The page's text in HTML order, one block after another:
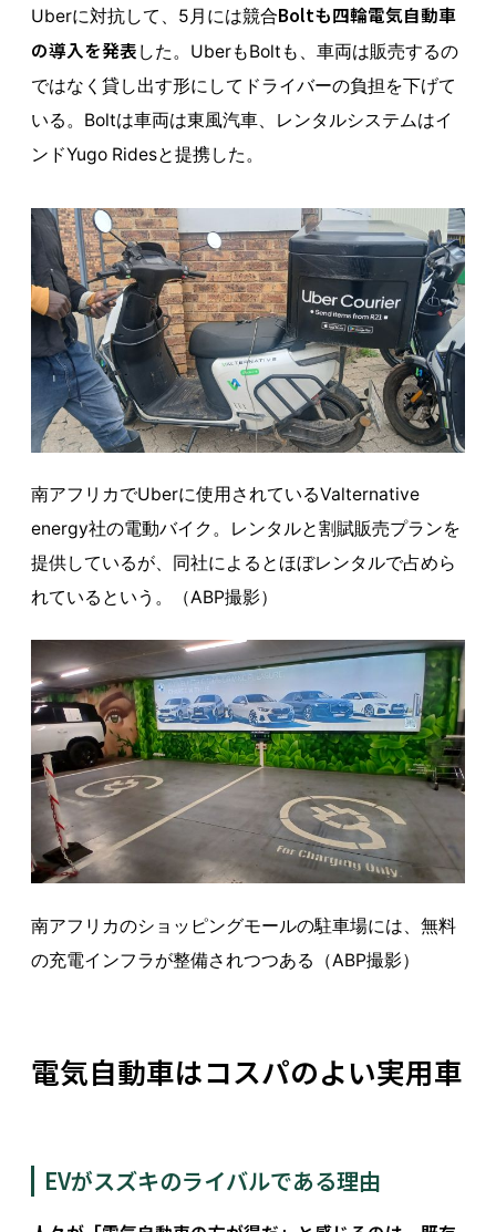
Uberに対抗して、5月には競合Boltも四輪電気自動車
の導入を発表 した。UberもBoltも、車両は販売するの
ではなく貸し出す形にしてドライバーの負担を下げて
いる。Boltは車両は東風汽車、レンタルシステムはイ
ンドYugo Ridesと提携した。
南アフリカでUberに使用されているValternative
energy社の電動バイク。レンタルと割賦販売プランを
提供しているが、同社によるとほぼレンタルで占めら
れているという。（ABP撮影）
南アフリカのショッピングモールの駐車場には、無料
の充電インフラが整備されつつある（ABP撮影）
電気自動車はコスパのよい実用車
EVがスズキのライバルである理由